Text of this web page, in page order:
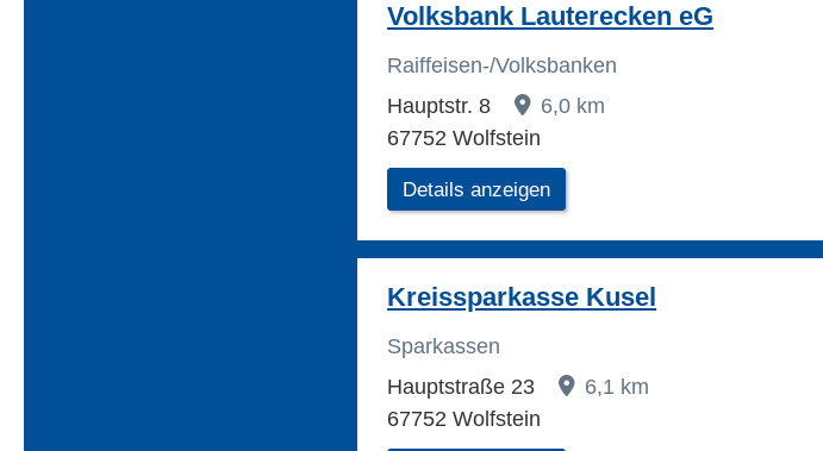
Volksbank Lauterecken eG
Raiffeisen-/Volksbanken
Hauptstr. 8
6,0 km
67752 Wolfstein
Details anzeigen
Kreissparkasse Kusel
Sparkassen
Hauptstraße 23
6,1 km
67752 Wolfstein